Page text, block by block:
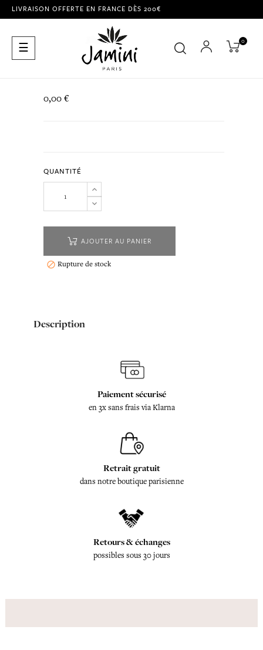
LIVRAISON OFFERTE EN FRANCE DÈS 200€
Basculer
la
☰ 0
0,00 €
QUANTITÉ
AJOUTER AU PANIER
 Rupture de stock
Description
Paiement sécurisé
en 3x sans frais via Klarna
Retrait gratuit
dans notre boutique parisienne
Retours & échanges
possibles sous 30 jours